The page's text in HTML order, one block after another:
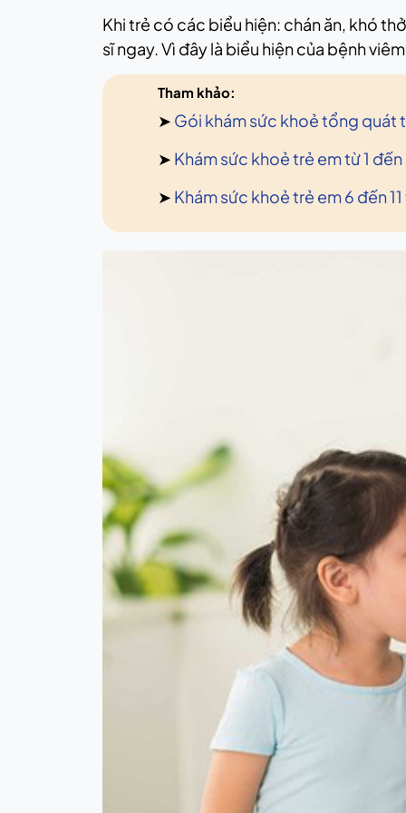
Khi trẻ có các biểu hiện: chán ăn, khó
sĩ ngay. Vì đây là biểu hiện của bệnh
Tham khảo:
➤ Gói khám sức khoẻ tổng quát
➤ Khám sức khoẻ trẻ em từ 1
➤ Khám sức khoẻ trẻ em 6 đến